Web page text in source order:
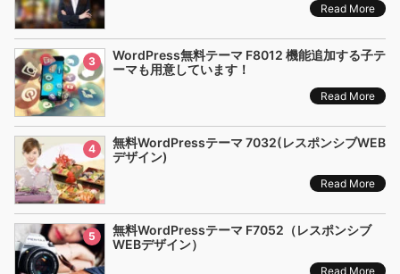
Read More
3
WordPress無料テーマ F8012 機能追加する子テ
ーマも用意しています！
Read More
4
無料WordPressテーマ 7032(レスポンシブWEB
デザイン)
Read More
5
無料WordPressテーマ F7052（レスポンシブ
WEBデザイン）
Read More